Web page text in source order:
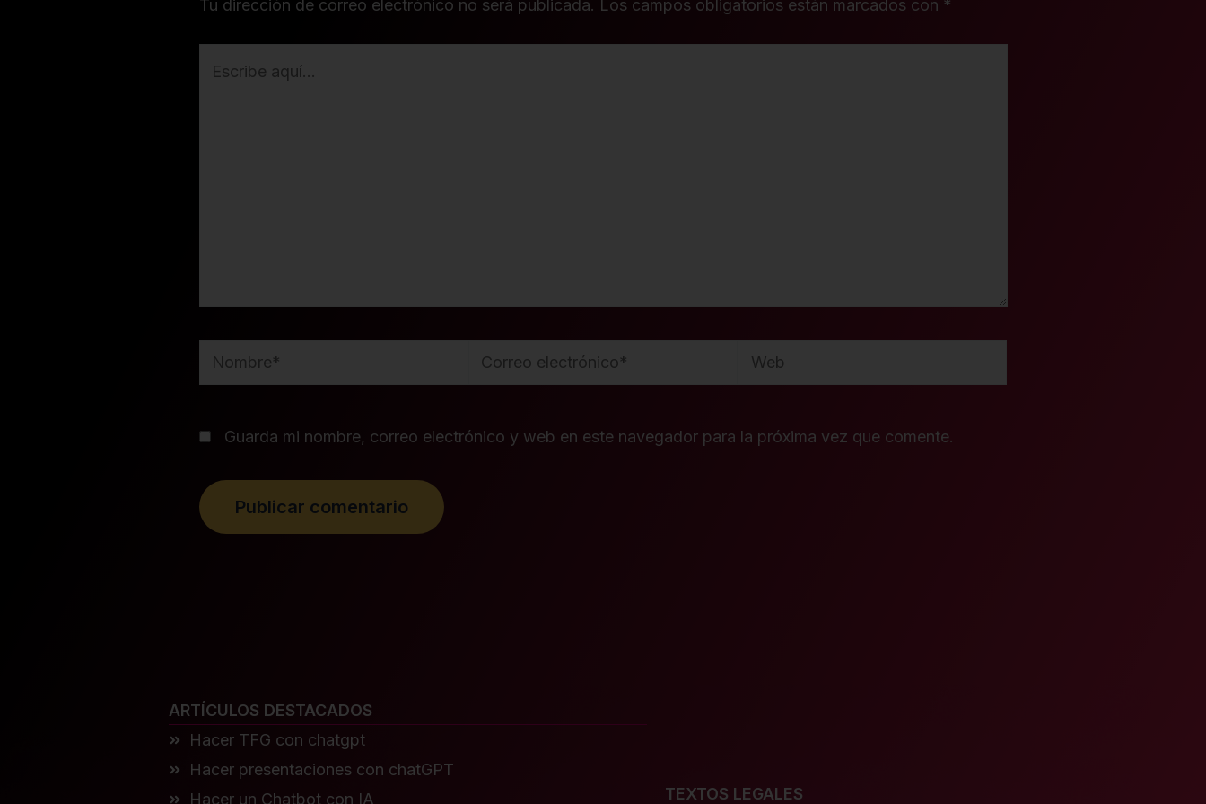
Tu dirección de correo electrónico no será publicada. Los campos obligatorios están marcados con *
Nombre*
Correo
electrónico*
Web
Guarda mi nombre, correo electrónico y web en este navegador para la próxima vez que comente.
ARTÍCULOS DESTACADOS
Hacer TFG con chatgpt
Hacer presentaciones con chatGPT
Hacer un Chatbot con IA
TEXTOS LEGALES